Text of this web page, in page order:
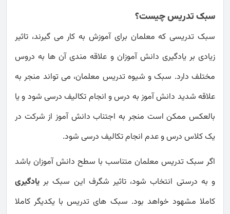
سبک تدریس چیست؟
سبک تدریسی که معلمان برای آموزش به کار می گیرند، تاثیر
زیادی بر یادگیری دانش آموزان و علاقه مندی آن ها به دروس
مختلف دارد. سبک و شیوه تدریس معلمان، می تواند منجر به
علاقه شدید دانش آموز به درس و انجام تکالیف درسی شود و یا
بالعکس ممکن است منجر به اجتناب دانش آموز از شرکت در
یک کلاس درس و عدم انجام تکالیف درسی شود.
اگر سبک تدریس معلمان متناسب با سطح دانش آموزان باشد
و به درستی انتخاب شود، تاثیر شگرف این سبک بریادگیری
کاملا مشهود خواهد بود. سبک های تدریس با یکدیگر کاملا